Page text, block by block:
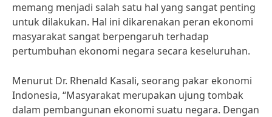
memang menjadi salah satu hal yang sangat penting
untuk dilakukan. Hal ini dikarenakan peran ekonomi
masyarakat sangat berpengaruh terhadap
pertumbuhan ekonomi negara secara keseluruhan.
Menurut Dr. Rhenald Kasali, seorang pakar ekonomi
Indonesia, “Masyarakat merupakan ujung tombak
dalam pembangunan ekonomi suatu negara. Dengan